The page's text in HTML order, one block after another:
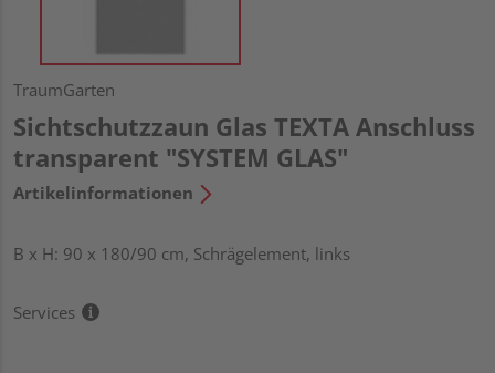
TraumGarten
Sichtschutzzaun Glas TEXTA Anschluss
transparent "SYSTEM GLAS"
Artikelinformationen
B x H: 90 x 180/90 cm, Schrägelement, links
Services